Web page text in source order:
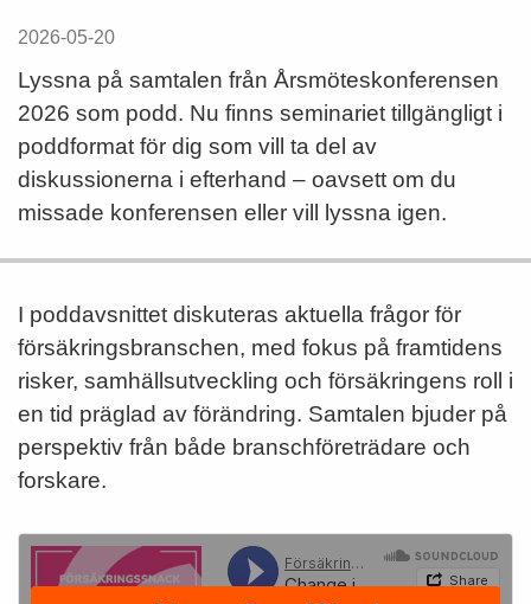
2026-05-20
Lyssna på samtalen från Årsmöteskonferensen
2026 som podd. Nu finns seminariet tillgängligt i
poddformat för dig som vill ta del av
diskussionerna i efterhand – oavsett om du
missade konferensen eller vill lyssna igen.
I poddavsnittet diskuteras aktuella frågor för
försäkringsbranschen, med fokus på framtidens
risker, samhällsutveckling och försäkringens roll i
en tid präglad av förändring. Samtalen bjuder på
perspektiv från både branschföreträdare och
forskare.